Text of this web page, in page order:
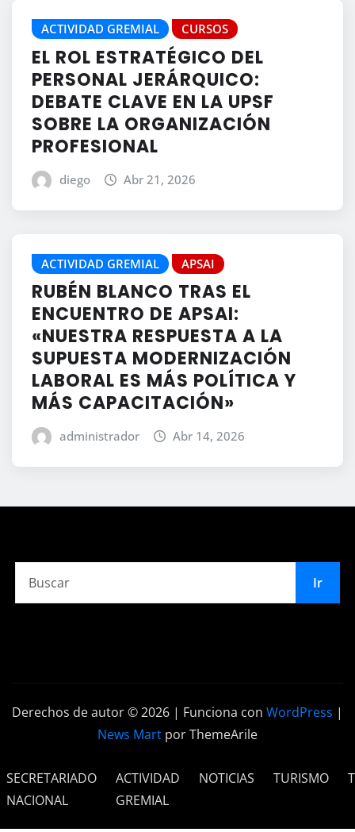
ACTIVIDAD GREMIAL CURSOS
EL ROL ESTRATÉGICO DEL
PERSONAL JERÁRQUICO:
DEBATE CLAVE EN LA UPSF
SOBRE LA ORGANIZACIÓN
PROFESIONAL
diego Abr 21, 2026
ACTIVIDAD GREMIAL APSAI
RUBÉN BLANCO TRAS EL
ENCUENTRO DE APSAI:
«NUESTRA RESPUESTA A LA
SUPUESTA MODERNIZACIÓN
LABORAL ES MÁS POLÍTICA Y
MÁS CAPACITACIÓN»
administrador Abr 14, 2026
Ir
Derechos de autor © 2026 | Funciona con WordPress |
News Mart por ThemeArile
SECRETARIADO
NACIONAL
ACTIVIDAD
GREMIAL
NOTICIAS TURISMO